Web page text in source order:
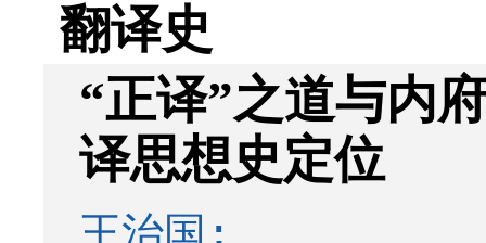
翻译史
“正译”之道与内
译思想史定位
王治国;